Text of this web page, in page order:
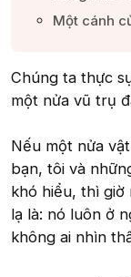
Một cánh
Chúng ta thực
một nửa vũ trụ
Nếu một nửa
bạn, tôi và
khó hiểu, thì giờ
lạ là: nó luôn ở
không ai nhìn